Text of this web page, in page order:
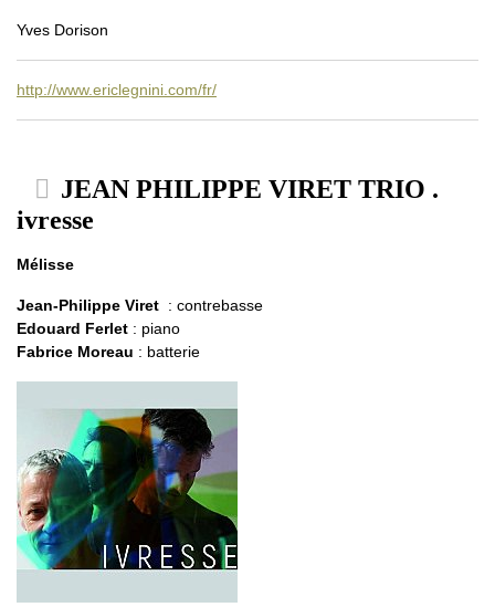
Yves Dorison
http://www.ericlegnini.com/fr/
JEAN PHILIPPE VIRET TRIO .
ivresse
Mélisse
Jean-Philippe Viret : contrebasse
Edouard Ferlet : piano
Fabrice Moreau : batterie